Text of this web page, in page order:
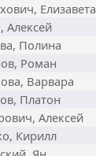
Елизавета
Алексей
Полина
Роман
Варвара
Платон
Алексей
Кирилл